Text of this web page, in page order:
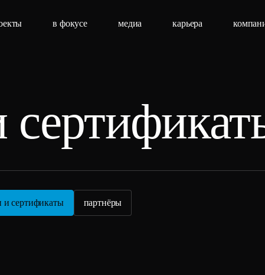
в фокусе медиа карьера
и сертификаты партнёры